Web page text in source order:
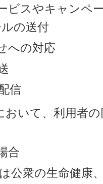
ビスやキャンペ
の送付
への対応
信
おいて、利用者
合
公衆の生命健康